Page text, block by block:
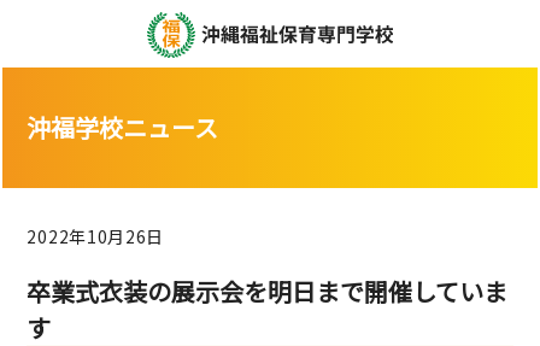
沖福学校ニュース
2022年10月26日
卒業式衣装の展示会を明日まで開催していま
す